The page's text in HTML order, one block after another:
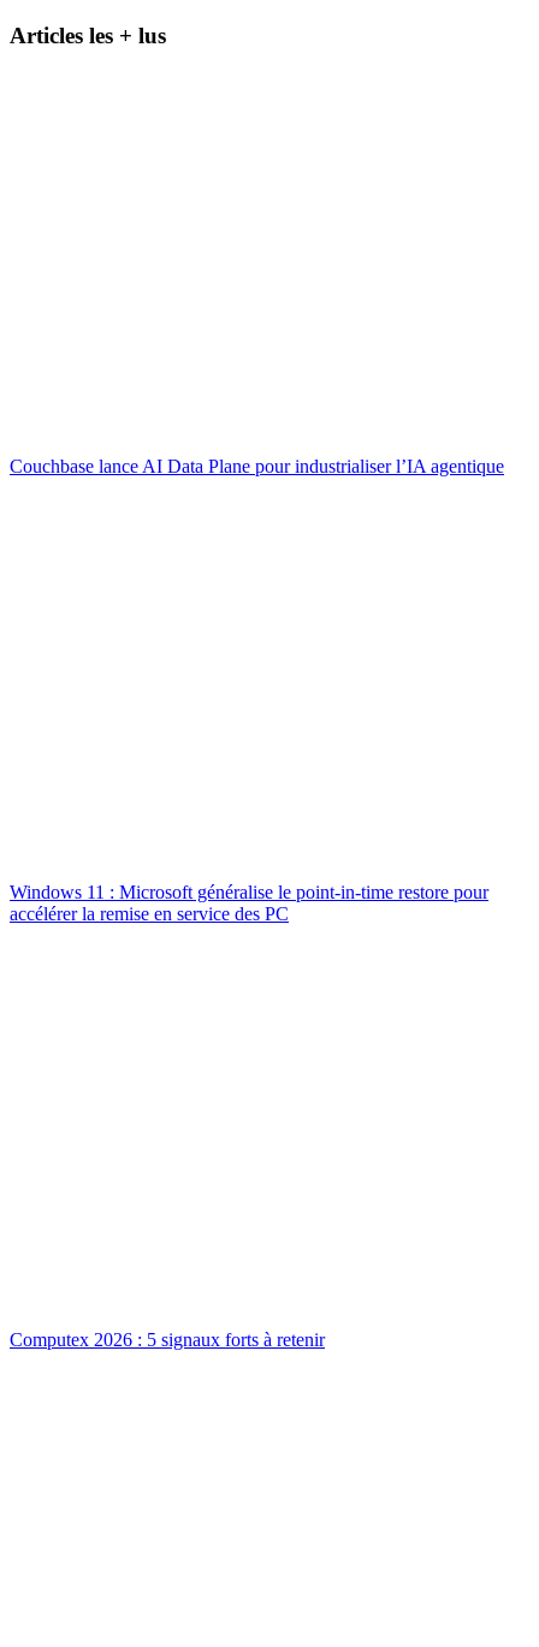
Articles les + lus
Couchbase lance AI Data Plane pour industrialiser l’IA agentique
Windows 11 : Microsoft généralise le point-in-time restore pour
accélérer la remise en service des PC
Computex 2026 : 5 signaux forts à retenir